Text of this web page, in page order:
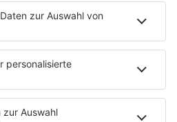
Warum friere ich ständig?
Tipps, um sich im Winter
besser zu fühlen